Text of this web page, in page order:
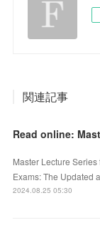
関連記事
Read online:
Master Lecture
Exams: The Updated
2024.08.25 05:30